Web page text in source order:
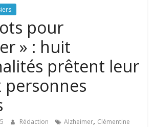
pour
» : huit
prêtent leur
personnes
Rédaction Alzheimer, Clémentine